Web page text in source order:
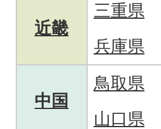
近畿
三重県
兵庫県
中国
鳥取県
山口県